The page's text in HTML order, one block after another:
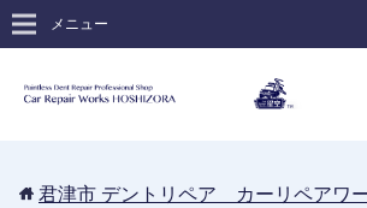
メニュー
君津市 デントリペア カーリペアワ